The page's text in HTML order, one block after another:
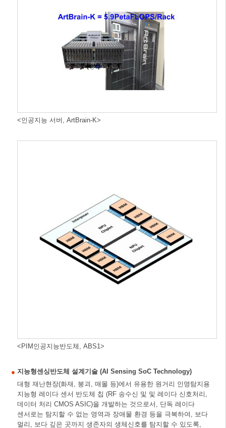
<인공지능 서버, ArtBrain-K>
<PIM인공지능반도체, ABS1>
지능형센싱반도체 설계기술 (AI Sensing SoC Technology)
대형 재난현장(화재, 붕괴, 매몰 등)에서 유용한 원거리 인명탐지용
지능형 레이다 센서 반도체 칩 (RF 송수신 및 및 레이다 신호처리,
데이터 처리 CMOS ASIC)을 개발하는 것으로서, 단독 레이다
센서로는 탐지할 수 없는 영역과 장애물 환경 등을 극복하여, 보다
멀리, 보다 깊은 곳까지 생존자의 생체신호를 탐지할 수 있도록,